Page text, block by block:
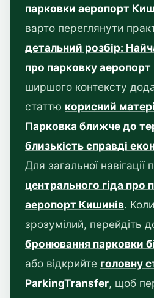
парковки аеропорт
варто переглянути
детальний розбір:
про парковку
ширшого контексту
статтю корисний
Парковка ближче до
близькість справді
Для загальної навігації
центрального гіда про
аеропорт Кишинів.
зрозумілий, перейдіть
бронювання парковки
або відкрийте головну
ParkingTransfer, щоб